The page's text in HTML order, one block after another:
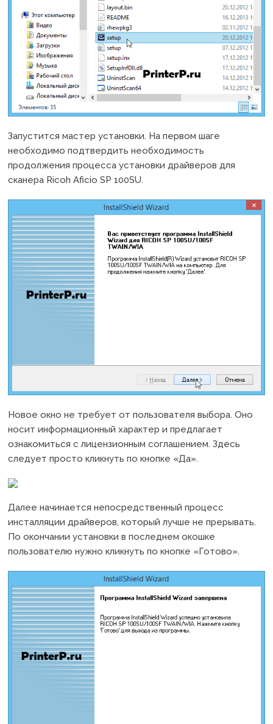
Запустится мастер установки. На первом шаге
необходимо подтвердить необходимость
продолжения процесса установки драйверов для
сканера Ricoh Aficio SP 100SU.
Новое окно не требует от пользователя выбора. Оно
носит информационный характер и предлагает
ознакомиться с лицензионным соглашением. Здесь
следует просто кликнуть по кнопке «Да».
Далее начинается непосредственный процесс
инсталляции драйверов, который лучше не прерывать.
По окончании установки в последнем окошке
пользователю нужно кликнуть по кнопке «Готово».